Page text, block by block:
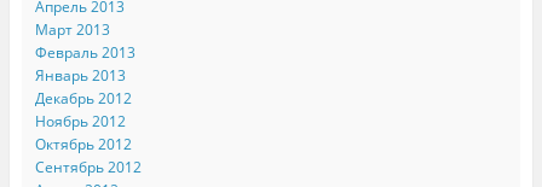
Апрель 2013
Март 2013
Февраль 2013
Январь 2013
Декабрь 2012
Ноябрь 2012
Октябрь 2012
Сентябрь 2012